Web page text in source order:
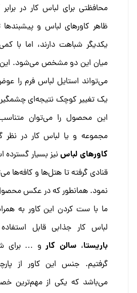
محافظتی برای لباس کار در
ظاهر کاور‌های لباس و
یکدیگر شباهت دارند، اما با
میان این دو مشخص می‌شود.
می‌تواند استایل لباس فرم را
یک تغییر کوچک نتیجه‌ای
این محصول را می‌توان
مجموعه و یا لباس کار در نظر
کاورهای لباسنیز بسیار گسترده
قنادی گرفته تا هتل‌ها و کافه‌ها
نمود. همانطور که در عکس
ما با ست کردن این کاور به
لباس کار جذابی قابل
باریستا، سالن کار و … برای
گرفتیم. جنس این کاور از
می‌باشد که یکی از مهم‌ترین